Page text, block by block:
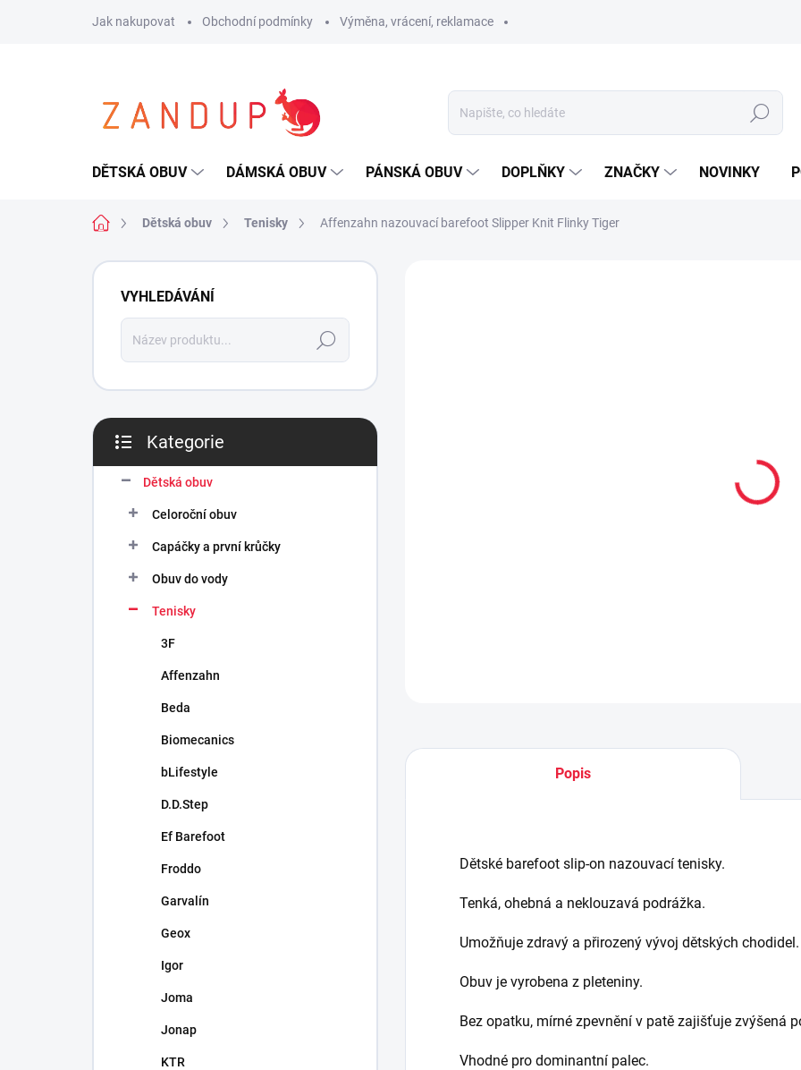
Jak nakupovat Obchodní podmínky Výměna, vrácení, reklamace
Hledat
DĚTSKÁ OBUV DÁMSKÁ OBUV PÁNSKÁ OBUV DOPLŇKY ZNAČKY NOVINKY
Domů Dětská obuv Tenisky Affenzahn nazouvací barefoot Slipper Knit Flinky Tiger
P
n
í
a
VYHLEDÁVÁNÍ
Hledat
kategorie
Kategorie
Dětská obuv
Celoroční obuv
Capáčky a první krůčky
Obuv do vody
Tenisky
3F
Affenzahn
Beda
Biomecanics
bLifestyle
D.D.Step
Ef Barefoot
Froddo
Garvalín
Geox
Igor
Joma
Jonap
KTR
Popis
Dětské barefoot slip-on nazouvací tenisky.
Tenká, ohebná a neklouzavá podrážka.
Umožňuje zdravý a přirozený vývoj dětských chodidel.
Obuv je vyrobena z pleteniny.
Bez opatku, mírné zpevnění v patě zajišťuje zvýšená
Vhodné pro dominantní palec.